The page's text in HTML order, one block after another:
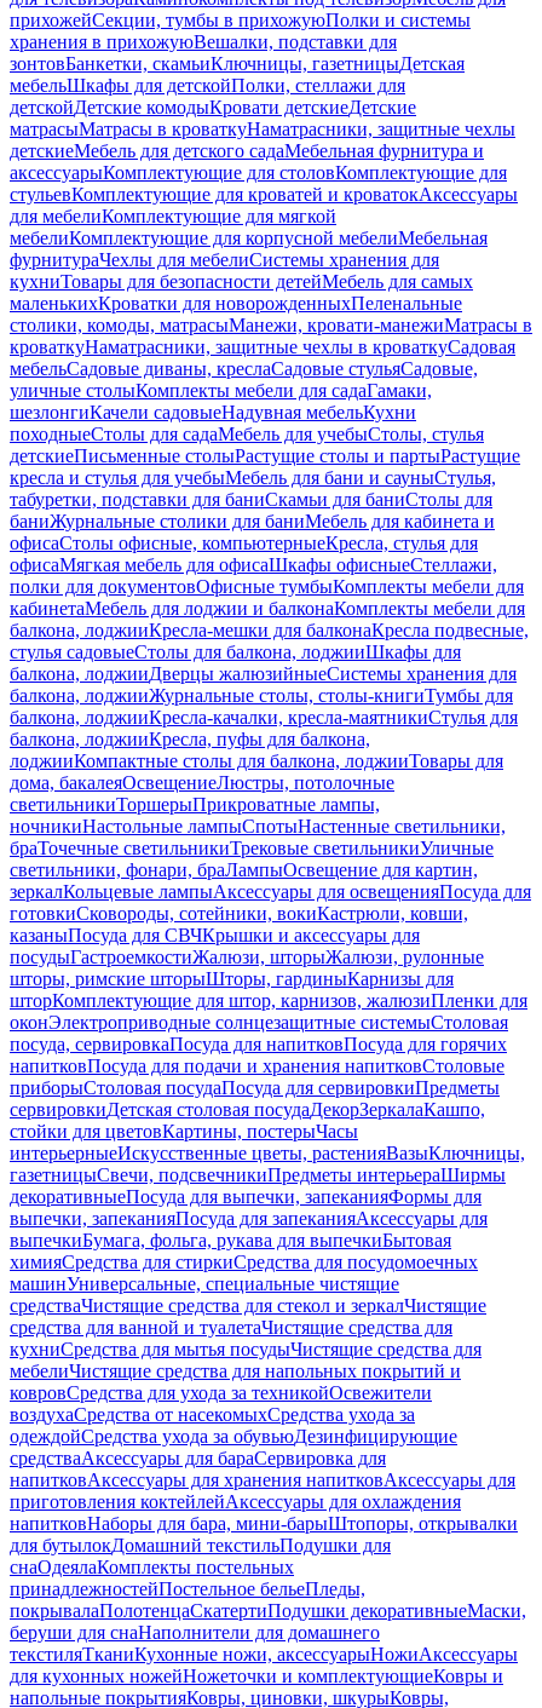
прихожейСекции, тумбы в прихожуюПолки и системы
хранения в прихожуюВешалки, подставки для
зонтовБанкетки, скамьиКлючницы, газетницыДетская
мебельШкафы для детскойПолки, стеллажи для
детскойДетские комодыКровати детскиеДетские
матрасыМатрасы в кроваткуНаматрасники, защитные чехлы
детскиеМебель для детского садаМебельная фурнитура и
аксессуарыКомплектующие для столовКомплектующие для
стульевКомплектующие для кроватей и кроватокАксессуары
для мебелиКомплектующие для мягкой
мебелиКомплектующие для корпусной мебелиМебельная
фурнитураЧехлы для мебелиСистемы хранения для
кухниТовары для безопасности детейМебель для самых
маленькихКроватки для новорожденныхПеленальные
столики, комоды, матрасыМанежи, кровати-манежиМатрасы в
кроваткуНаматрасники, защитные чехлы в кроваткуСадовая
мебельСадовые диваны, креслаСадовые стульяСадовые,
уличные столыКомплекты мебели для садаГамаки,
шезлонгиКачели садовыеНадувная мебельКухни
походныеСтолы для садаМебель для учебыСтолы, стулья
детскиеПисьменные столыРастущие столы и партыРастущие
кресла и стулья для учебыМебель для бани и сауныСтулья,
табуретки, подставки для баниСкамьи для баниСтолы для
баниЖурнальные столики для баниМебель для кабинета и
офисаСтолы офисные, компьютерныеКресла, стулья для
офисаМягкая мебель для офисаШкафы офисныеСтеллажи,
полки для документовОфисные тумбыКомплекты мебели для
кабинетаМебель для лоджии и балконаКомплекты мебели для
балкона, лоджииКресла-мешки для балконаКресла подвесные,
стулья садовыеСтолы для балкона, лоджииШкафы для
балкона, лоджииДверцы жалюзийныеСистемы хранения для
балкона, лоджииЖурнальные столы, столы-книгиТумбы для
балкона, лоджииКресла-качалки, кресла-маятникиСтулья для
балкона, лоджииКресла, пуфы для балкона,
лоджииКомпактные столы для балкона, лоджииТовары для
дома, бакалеяОсвещениеЛюстры, потолочные
светильникиТоршерыПрикроватные лампы,
ночникиНастольные лампыСпотыНастенные светильники,
браТочечные светильникиТрековые светильникиУличные
светильники, фонари, браЛампыОсвещение для картин,
зеркалКольцевые лампыАксессуары для освещенияПосуда для
готовкиСковороды, сотейники, вокиКастрюли, ковши,
казаныПосуда для СВЧКрышки и аксессуары для
посудыГастроемкостиЖалюзи, шторыЖалюзи, рулонные
шторы, римские шторыШторы, гардиныКарнизы для
шторКомплектующие для штор, карнизов, жалюзиПленки для
оконЭлектроприводные солнцезащитные системыСтоловая
посуда, сервировкаПосуда для напитковПосуда для горячих
напитковПосуда для подачи и хранения напитковСтоловые
приборыСтоловая посудаПосуда для сервировкиПредметы
сервировкиДетская столовая посудаДекорЗеркалаКашпо,
стойки для цветовКартины, постерыЧасы
интерьерныеИскусственные цветы, растенияВазыКлючницы,
газетницыСвечи, подсвечникиПредметы интерьераШирмы
декоративныеПосуда для выпечки, запеканияФормы для
выпечки, запеканияПосуда для запеканияАксессуары для
выпечкиБумага, фольга, рукава для выпечкиБытовая
химияСредства для стиркиСредства для посудомоечных
машинУниверсальные, специальные чистящие
средстваЧистящие средства для стекол и зеркалЧистящие
средства для ванной и туалетаЧистящие средства для
кухниСредства для мытья посудыЧистящие средства для
мебелиЧистящие средства для напольных покрытий и
ковровСредства для ухода за техникойОсвежители
воздухаСредства от насекомыхСредства ухода за
одеждойСредства ухода за обувьюДезинфицирующие
средстваАксессуары для бараСервировка для
напитковАксессуары для хранения напитковАксессуары для
приготовления коктейлейАксессуары для охлаждения
напитковНаборы для бара, мини-барыШтопоры, открывалки
для бутылокДомашний текстильПодушки для
снаОдеялаКомплекты постельных
принадлежностейПостельное бельеПледы,
покрывалаПолотенцаСкатертиПодушки декоративныеМаски,
беруши для снаНаполнители для домашнего
текстиляТканиКухонные ножи, аксессуарыНожиАксессуары
для кухонных ножейНожеточки и комплектующиеКовры и
напольные покрытияКовры, циновки, шкурыКовры,